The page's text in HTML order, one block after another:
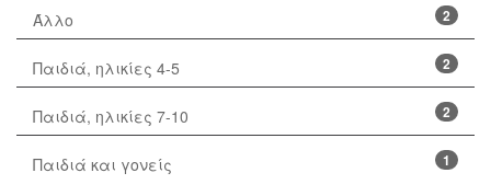
2
Άλλο
2
Παιδιά, ηλικίες 4-5
2
Παιδιά, ηλικίες 7-10
1
Παιδιά και γονείς